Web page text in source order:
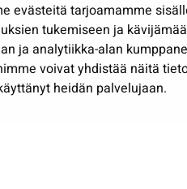
evästeitä tarjoamamme
tukemiseen ja
ja analytiikka-alan
voivat yhdistää näitä
heidän palvelujaan.